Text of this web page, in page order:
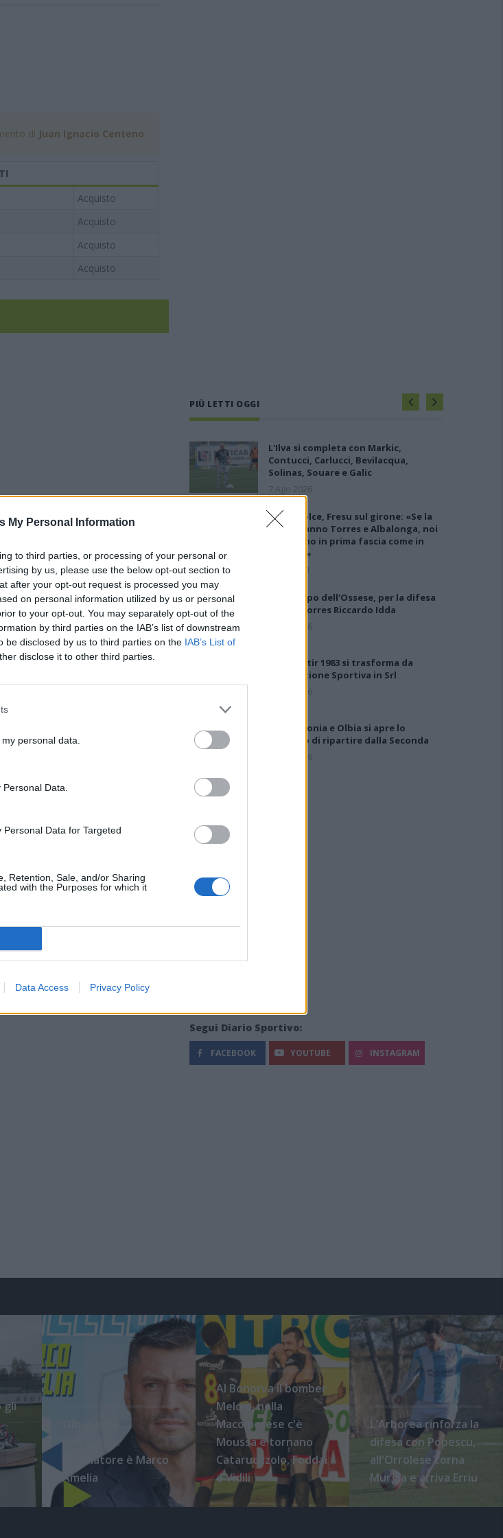
My Personal Information
to third parties, or processing of your personal or
by us, please use the below opt-out section to
after your opt-out request is processed you may
on personal information utilized by us or personal
to your opt-out. You may separately opt-out of the
by third parties on the IAB’s list of downstream
be disclosed by us to third parties on the IAB’s List of
disclose it to other third parties.
personal data.
Data.
Data for Targeted
Retention, Sale, and/or Sharing
with the Purposes for which it
Data Access Privacy Policy
di Juan Ignacio Centeno
Acquisto
Acquisto
Acquisto
Acquisto
PIÙ LETTI OGGI
L'Ilva si completa con Markic,
Contucci, Carlucci, Bevilacqua,
Solinas, Souare e Galic
7 Ago 2026
Latte Dolce, Fresu sul girone: «Se la
giocheranno Torres e Albalonga, noi
non siamo in prima fascia come in
passato»
8 Set 2021
Gran colpo dell'Ossese, per la difesa
c'è l'ex Torres Riccardo Idda
7 Ago 2026
Il Monastir 1983 si trasforma da
Associazione Sportiva in Srl
7 Ago 2026
Per Carbonia e Olbia si apre lo
spiraglio di ripartire dalla Seconda
7 Ago 2026
Segui Diario Sportivo:
FACEBOOK YOUTUBE INSTAGRAM
gli
l'ufficialità:
l'allenatore è Marco
Amelia
Al Bonorva il bomber
Meloni, nella
Macomerese c'è
Moussa e tornano
Cataruozzolo, Foddai
e Vidili
L'Arborea rinforza la
difesa con Popescu,
all'Orrolese torna
Murgia e arriva Erriu